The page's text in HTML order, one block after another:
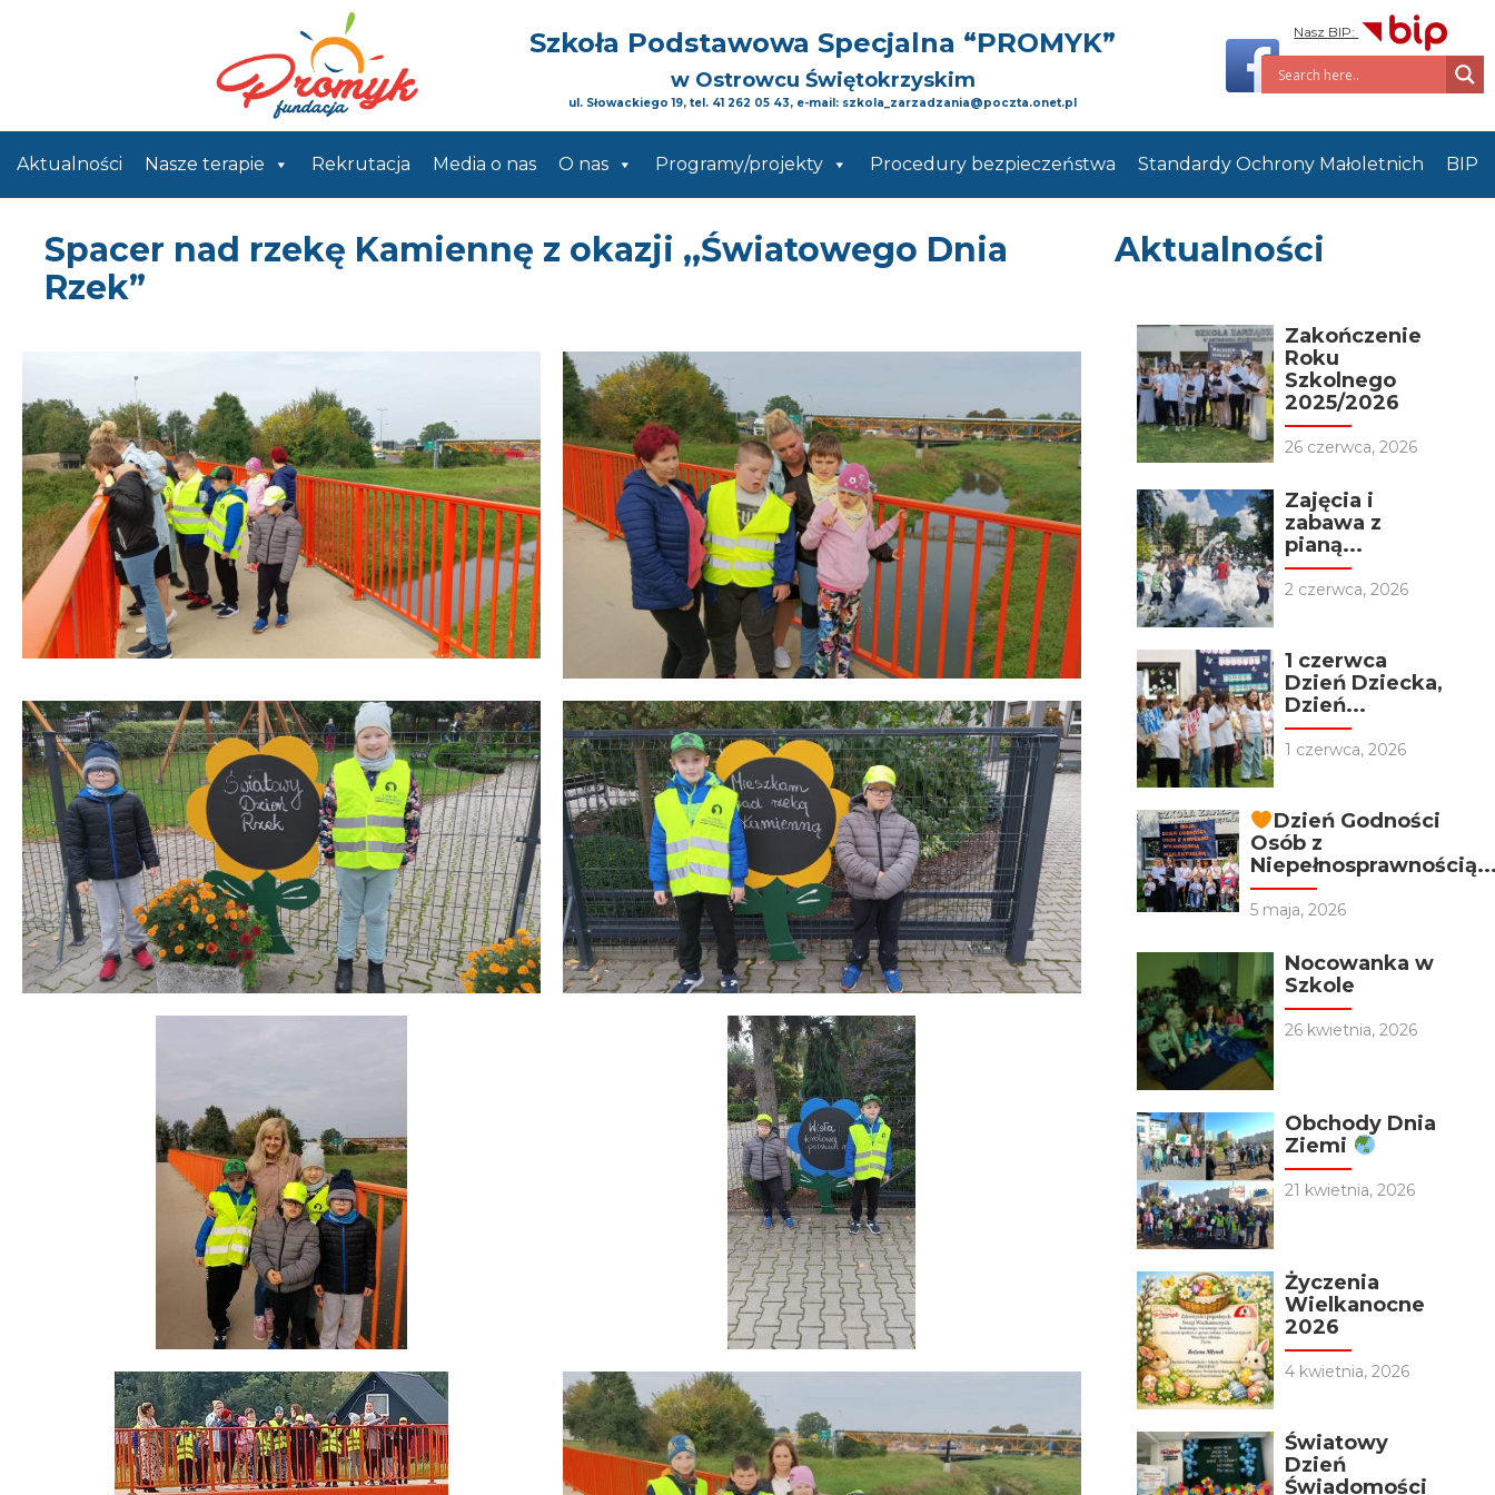
Szkoła Podstawowa Specjalna “PROMYK”
w Ostrowcu Świętokrzyskim
ul. Słowackiego 19, tel. 41 262 05 43, e-mail: szkola_zarzadzania@poczta.onet.pl
Nasz BIP:
Aktualności Nasze terapie Rekrutacja Media o nas O nas Programy/projekty Procedury bezpieczeństwa Standardy Ochrony Małoletnich BIP
Spacer nad rzekę Kamiennę z okazji ,,Światowego Dnia
Rzek”
Aktualności
Zakończenie
Roku
Szkolnego
2025/2026
26 czerwca, 2026
Zajęcia i
zabawa z
pianą...
2 czerwca, 2026
1 czerwca
Dzień Dziecka,
Dzień...
1 czerwca, 2026
Dzień Godności
Osób z
5 maja, 2026
Nocowanka w
Szkole
26 kwietnia, 2026
Obchody Dnia
Ziemi
21 kwietnia, 2026
Życzenia
Wielkanocne
2026
4 kwietnia, 2026
Światowy
Dzień
Świadomości